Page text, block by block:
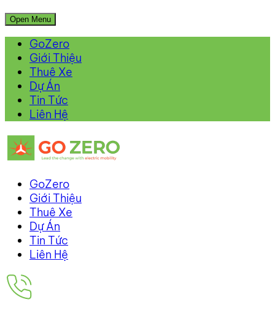
Open Menu
GoZero
Giới Thiệu
Thuê Xe
Dự Án
Tin Tức
Liên Hệ
GoZero
Giới Thiệu
Thuê Xe
Dự Án
Tin Tức
Liên Hệ